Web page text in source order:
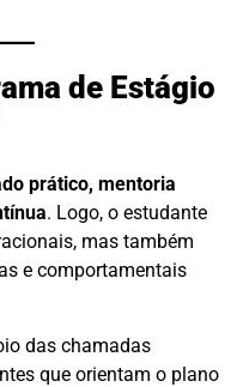
de Estágio
prático, mentoria
. Logo, o estudante
mas também
e comportamentais
das chamadas
que orientam o plano